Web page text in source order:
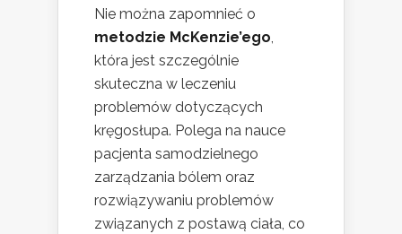
Nie można zapomnieć o
metodzie McKenzie’ego,
która jest szczególnie
skuteczna w leczeniu
problemów dotyczących
kręgosłupa. Polega na nauce
pacjenta samodzielnego
zarządzania bólem oraz
rozwiązywaniu problemów
związanych z postawą ciała, co